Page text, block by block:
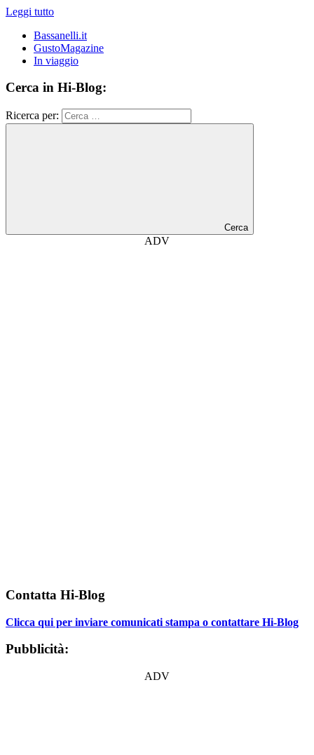
Leggi tutto
Bassanelli.it
GustoMagazine
In viaggio
Cerca in Hi-Blog:
Ricerca per:
Cerca
ADV
Contatta Hi-Blog
Clicca qui per inviare comunicati stampa o contattare Hi-Blog
Pubblicità:
ADV